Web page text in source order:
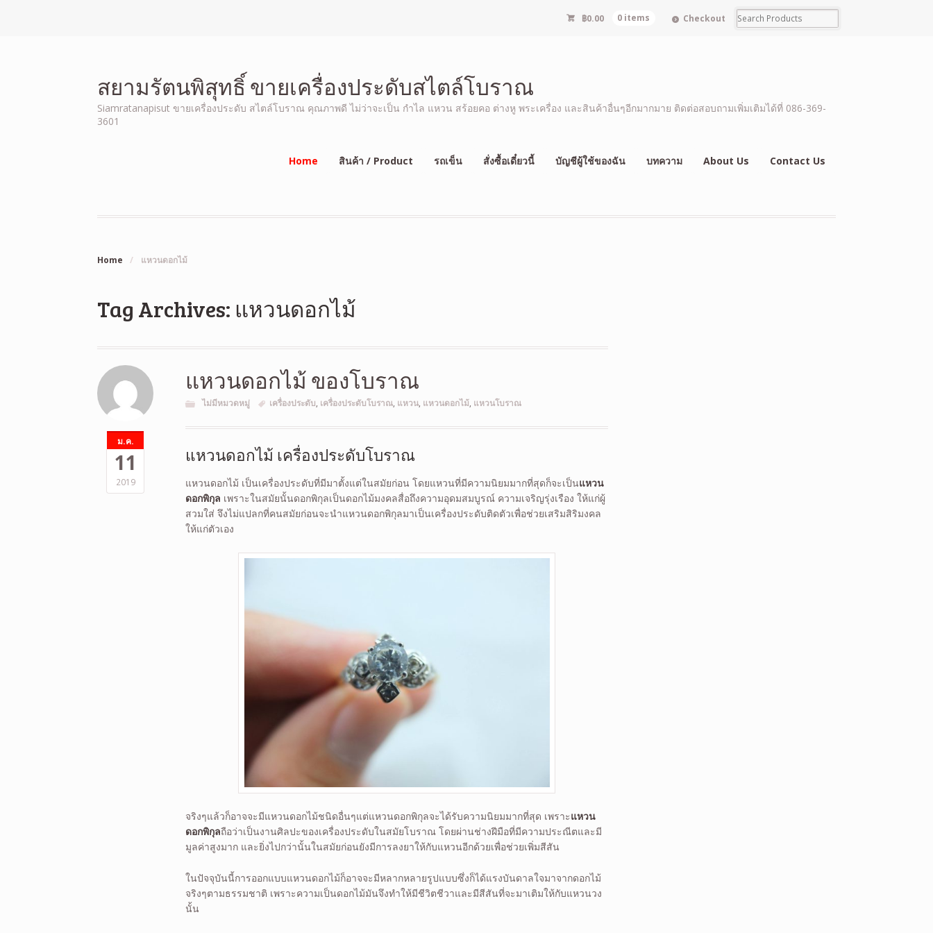
฿0.00 0 items Checkout
สยามรัตนพิสุทธิ์ ขายเครื่องประดับสไตล์โบราณ
Siamratanapisut ขายเครื่องประดับ สไตล์โบราณ คุณภาพดี ไม่ว่าจะเป็น กำไล แหวน สร้อยคอ ต่างหู พระเครื่อง และสินค้าอื่นๆอีกมากมาย ติดต่อสอบถามเพิ่มเติมได้ที่ 086-369-
3601
Home สินค้า / Product รถเข็น สั่งซื้อเดี๋ยวนี้ บัญชีผู้ใช้ของฉัน บทความ About Us Contact Us
Home / แหวนดอกไม้
Tag Archives: แหวนดอกไม้
ม.ค.
11
2019
แหวนดอกไม้ ของโบราณ
ไม่มีหมวดหมู่ เครื่องประดับ, เครื่องประดับโบราณ, แหวน, แหวนดอกไม้, แหวนโบราณ
แหวนดอกไม้ เครื่องประดับโบราณ
แหวนดอกไม้ เป็นเครื่องประดับที่มีมาตั้งแต่ในสมัยก่อน โดยแหวนที่มีความนิยมมากที่สุดก็จะเป็นแหวน
ดอกพิกุล เพราะในสมัยนั้นดอกพิกุลเป็นดอกไม้มงคลสื่อถึงความอุดมสมบูรณ์ ความเจริญรุ่งเรือง ให้แก่ผู้
สวมใส่ จึงไม่แปลกที่คนสมัยก่อนจะนำแหวนดอกพิกุลมาเป็นเครื่องประดับติดตัวเพื่อช่วยเสริมสิริมงคล
ให้แก่ตัวเอง
จริงๆแล้วก็อาจจะมีแหวนดอกไม้ชนิดอื่นๆแต่แหวนดอกพิกุลจะได้รับความนิยมมากที่สุด เพราะแหวน
ดอกพิกุลถือว่าเป็นงานศิลปะของเครื่องประดับในสมัยโบราณ โดยผ่านช่างฝีมือที่มีความประณีตและมี
มูลค่าสูงมาก และยิ่งไปกว่านั้นในสมัยก่อนยังมีการลงยาให้กับแหวนอีกด้วยเพื่อช่วยเพิ่มสีสัน
ในปัจจุบันนี้การออกแบบแหวนดอกไม้ก็อาจจะมีหลากหลายรูปแบบซึ่งก็ได้แรงบันดาลใจมาจากดอกไม้
จริงๆตามธรรมชาติ เพราะความเป็นดอกไม้มันจึงทำให้มีชีวิตชีวาและมีสีสันที่จะมาเติมให้กับแหวนวง
นั้น